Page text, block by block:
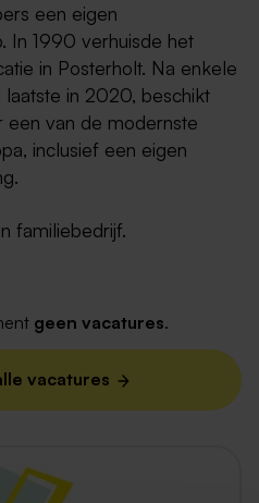
een eigen
In 1990 verhuisde het
in Posterholt. Na enkele
laatste in 2020, beschikt
van de modernste
inclusief een eigen
familiebedrijf.
geen vacatures.
vacatures